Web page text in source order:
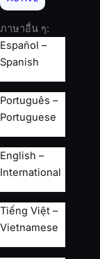
ภาษาอื่น ๆ:
Español –
Spanish
Português –
Portuguese
English –
International
Tiếng Việt –
Vietnamese